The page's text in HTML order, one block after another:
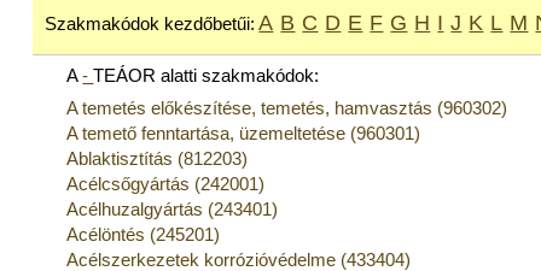
Szakmakódok kezdőbetűi: A B C D E F G H I J K L M
A-TEÁOR alatti szakmakódok:
A temetés előkészítése, temetés, hamvasztás (960302)
A temető fenntartása, üzemeltetése (960301)
Ablaktisztítás (812203)
Acélcsőgyártás (242001)
Acélhuzalgyártás (243401)
Acélöntés (245201)
Acélszerkezetek korrózióvédelme (433404)